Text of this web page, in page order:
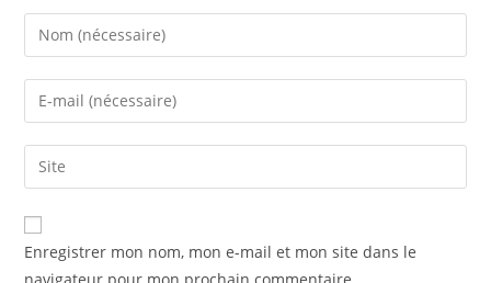
Enregistrer mon nom, mon e-mail et mon site dans le